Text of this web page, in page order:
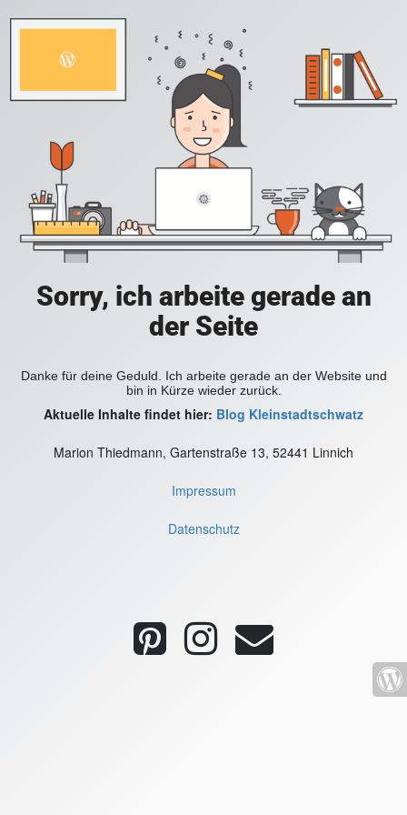
Sorry, ich arbeite gerade an
der Seite
Danke für deine Geduld. Ich arbeite gerade an der Website und
bin in Kürze wieder zurück.
Aktuelle Inhalte findet hier: Blog Kleinstadtschwatz
Marion Thiedmann, Gartenstraße 13, 52441 Linnich
Impressum
Datenschutz